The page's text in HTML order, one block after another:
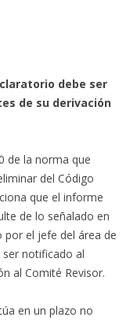
debe ser
de su derivación
de la norma que
del Código
que el informe
de lo señalado en
por el jefe del área de
notificado al
al Comité Revisor.
en un plazo no